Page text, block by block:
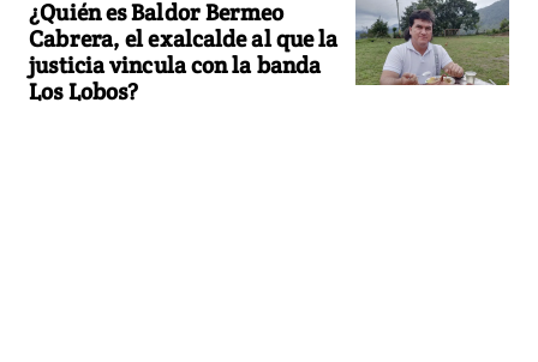
¿Quién es Baldor Bermeo
Cabrera, el exalcalde al que la
justicia vincula con la banda
Los Lobos?